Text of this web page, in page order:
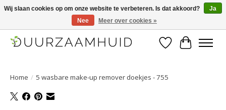
Duurzaamhuid, uw duurzame weg naar een mooie, gezonde huid.
Verlanglijst
Home / 5 wasbare make-up remover doekjes - 755
Wij slaan cookies op om onze website te verbeteren. Is dat akkoord?
Ja
Nee
Meer over cookies »